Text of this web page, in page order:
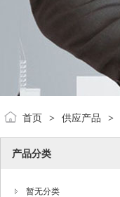
首页 > 供应产品 >
产品分类
暂无分类